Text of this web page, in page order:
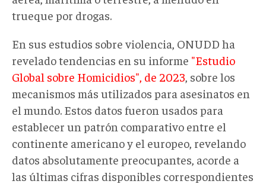
trueque por drogas.
En sus estudios sobre violencia, ONUDD ha
revelado tendencias en su informe "Estudio
Global sobre Homicidios", de 2023 , sobre los
mecanismos más utilizados para asesinatos en
el mundo. Estos datos fueron usados para
establecer un patrón comparativo entre el
continente americano y el europeo, revelando
datos absolutamente preocupantes, acorde a
las últimas cifras disponibles correspondientes